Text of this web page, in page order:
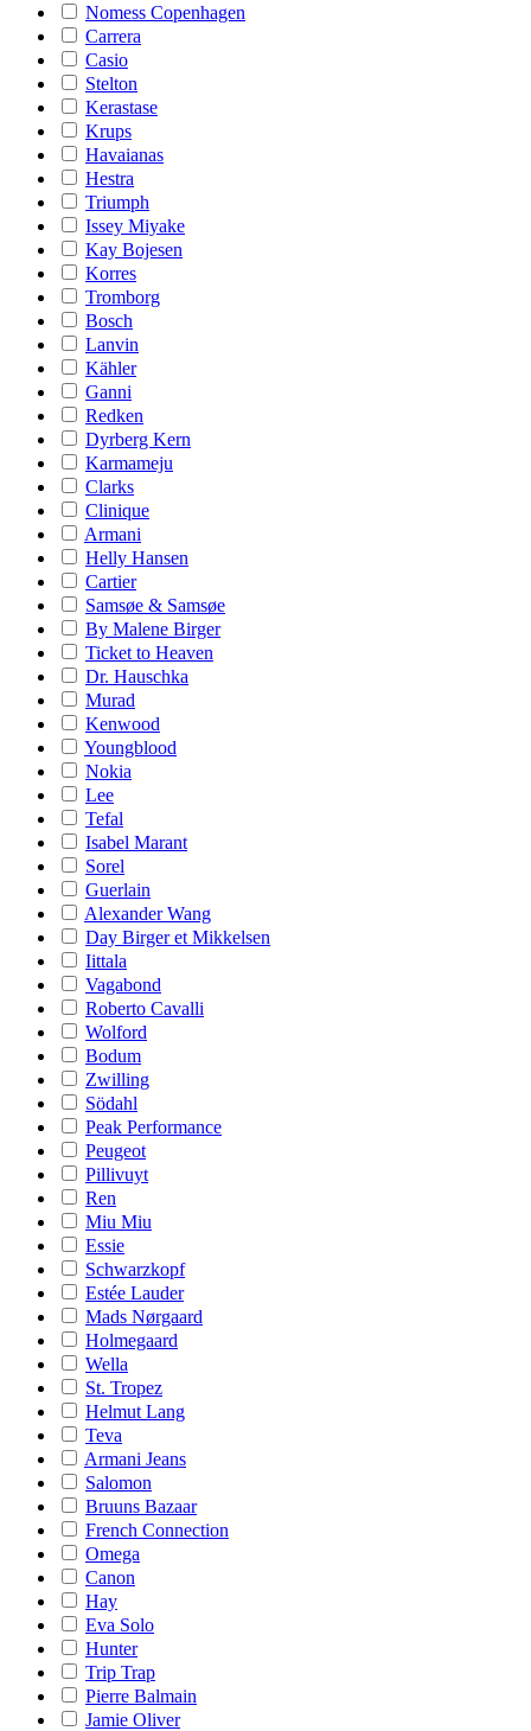
Nomess Copenhagen
Carrera
Casio
Stelton
Kerastase
Krups
Havaianas
Hestra
Triumph
Issey Miyake
Kay Bojesen
Korres
Tromborg
Bosch
Lanvin
Kähler
Ganni
Redken
Dyrberg Kern
Karmameju
Clarks
Clinique
Armani
Helly Hansen
Cartier
Samsøe & Samsøe
By Malene Birger
Ticket to Heaven
Dr. Hauschka
Murad
Kenwood
Youngblood
Nokia
Lee
Tefal
Isabel Marant
Sorel
Guerlain
Alexander Wang
Day Birger et Mikkelsen
Iittala
Vagabond
Roberto Cavalli
Wolford
Bodum
Zwilling
Södahl
Peak Performance
Peugeot
Pillivuyt
Ren
Miu Miu
Essie
Schwarzkopf
Estée Lauder
Mads Nørgaard
Holmegaard
Wella
St. Tropez
Helmut Lang
Teva
Armani Jeans
Salomon
Bruuns Bazaar
French Connection
Omega
Canon
Hay
Eva Solo
Hunter
Trip Trap
Pierre Balmain
Jamie Oliver